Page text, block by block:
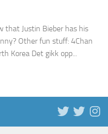
that Justin Bieber has his
Other fun stuff: 4Chan
Korea Det gikk opp...